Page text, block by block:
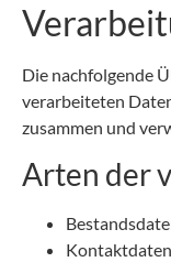
Die nachfolgende
verarbeiteten
zusammen und
Arten der